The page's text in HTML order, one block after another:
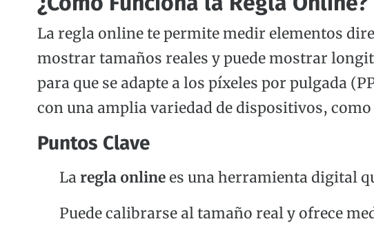
La regla online te permite medir elementos
mostrar tamaños reales y puede mostrar
para que se adapte a los píxeles por pulgada
con una amplia variedad de dispositivos,
Puntos Clave
La regla online es una herramienta digital
Puede calibrarse al tamaño real y ofrece